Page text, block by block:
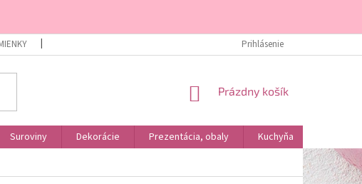
ÚVOD
Prihlásenie
NÁKUPNÝ
Prázdny košík
Suroviny Dekorácie Prezentácia, obaly Kuchyňa